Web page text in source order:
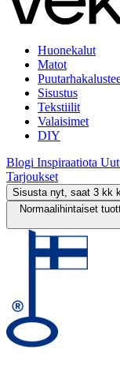
Huonekalut
Matot
Sisustus
Tekstiilit
Valaisimet
DIY
Blogi Inspiraatiota
Tarjoukset
Sisusta nyt, saat 3 kk
Normaalihintaiset